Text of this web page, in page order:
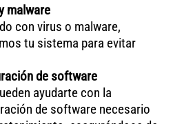
malware
con virus o malware,
tu sistema para evitar
de software
ayudarte con la
de software necesario